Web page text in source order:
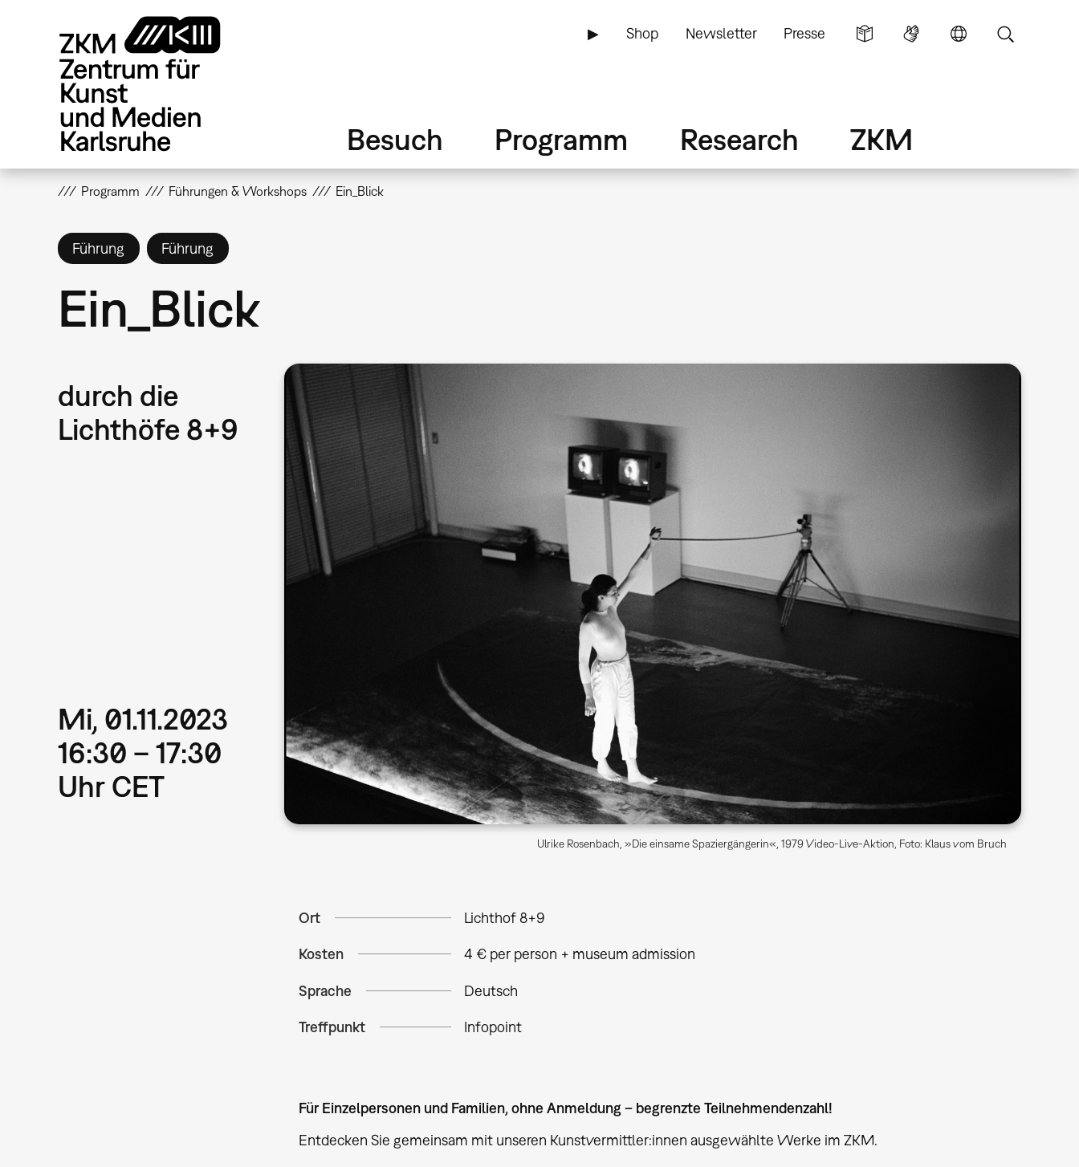
▶ Shop Newsletter Presse
Besuch Programm Research ZKM
Programm Führungen & Workshops Ein_Blick
Führung Führung
Ein_Blick
durch die
Lichthöfe 8+9
Mi, 01.11.2023
16:30 – 17:30
Uhr CET
Ulrike Rosenbach, »Die einsame Spaziergängerin«, 1979 Video-Live-Aktion, Foto: Klaus vom Bruch
Ort Lichthof 8+9
Kosten 4 € per person + museum admission
Sprache Deutsch
Treffpunkt Infopoint
Für Einzelpersonen und Familien, ohne Anmeldung – begrenzte Teilnehmendenzahl!
Entdecken Sie gemeinsam mit unseren Kunstvermittler:innen ausgewählte Werke im ZKM.